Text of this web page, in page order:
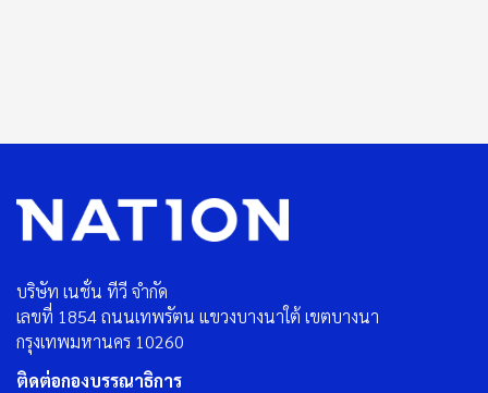
บริษัท เนชั่น ทีวี จำกัด
เลขที่ 1854 ถนนเทพรัตน แขวงบางนาใต้ เขตบางนา
กรุงเทพมหานคร 10260
ติดต่อกองบรรณาธิการ